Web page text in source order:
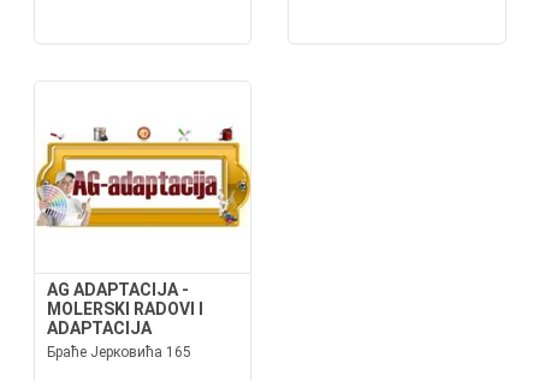
AG ADAPTACIJA -
MOLERSKI RADOVI I
ADAPTACIJA
Браће Јерковића 165